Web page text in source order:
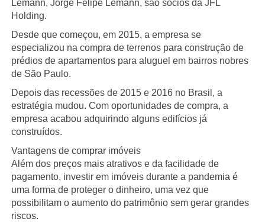
Lemann, Jorge Felipe Lemann, são sócios da JFL
Holding.
Desde que começou, em 2015, a empresa se
especializou na compra de terrenos para construção de
prédios de apartamentos para aluguel em bairros nobres
de São Paulo.
Depois das recessões de 2015 e 2016 no Brasil, a
estratégia mudou. Com oportunidades de compra, a
empresa acabou adquirindo alguns edifícios já
construídos.
Vantagens de comprar imóveis
Além dos preços mais atrativos e da facilidade de
pagamento, investir em imóveis durante a pandemia é
uma forma de proteger o dinheiro, uma vez que
possibilitam o aumento do patrimônio sem gerar grandes
riscos.